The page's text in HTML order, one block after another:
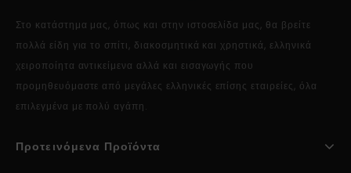
Στο κατάστημα μας, όπως και στην ιστοσελίδα μας, θα βρείτε
πολλά είδη για το σπίτι, διακοσμητικά και χρηστικά, ελληνικά
χειροποίητα αντικείμενα αλλά και εισαγωγής που
προμηθευόμαστε από μεγάλες ελληνικές επίσης εταιρείες, όλα
επιλεγμένα με πολύ αγάπη.
Προτεινόμενα Προϊόντα